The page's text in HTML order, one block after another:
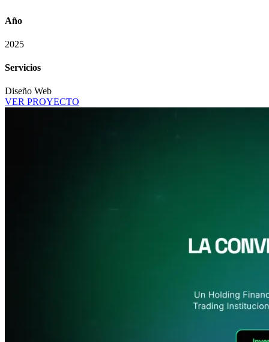
Año
2025
Servicios
Diseño Web
VER PROYECTO